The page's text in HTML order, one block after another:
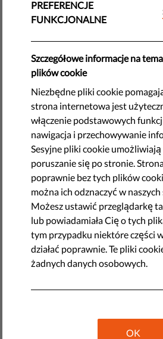
Pamiętasz, jak wszyscy w szkole
by LibertiesEU
marca 05, 2019
Oto, jak wyglądają takie grupy i
informacje pomogą ci głosować
nadchodzących tygodniach
nich chroni lub też zagraża unijnym
PREFERENCJE
FUNKCJONALNE
Szczegółowe informacje na
plików cookie
Niezbędne pliki cookie
strona internetowa jest
włączenie podstawowych
nawigacja i przechowywanie
Sesyjne pliki cookie umożliwiają
poruszanie się po stronie.
poprawnie bez tych plików
można ich odznaczyć w
Możesz ustawić przeglądarkę
lub powiadamiała Cię o tych
tym przypadku niektóre części
działać poprawnie. Te pliki
żadnych danych osobowych.
OK